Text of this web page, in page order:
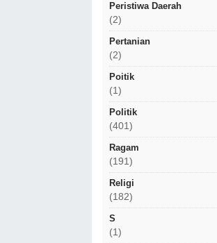
Peristiwa Daerah
(2)
Pertanian
(2)
Poitik
(1)
Politik
(401)
Ragam
(191)
Religi
(182)
S
(1)